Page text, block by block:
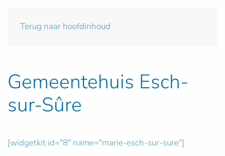
Terug naar hoofdinhoud
Gemeentehuis Esch-
sur-Sûre
[widgetkit id="8" name="marie-esch-sur-sure"]